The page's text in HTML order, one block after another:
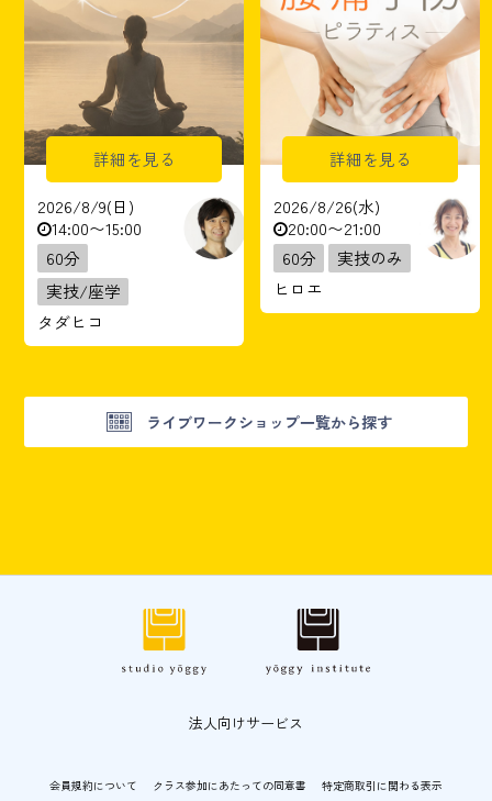
詳細を見る
2026/8/9(日)
14:00〜15:00
60分
実技/座学
タダヒコ
詳細を見る
2026/8/26(水)
20:00〜21:00
60分
実技のみ
ヒロエ
ライブワークショップ一覧から探す
法人向けサービス
会員規約について クラス参加にあたっての同意書 特定商取引に関わる表示